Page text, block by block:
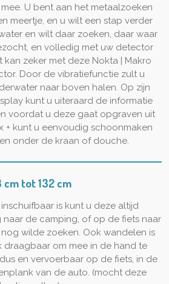
U bent aan het metaalzoeken
meertje, en u wilt een stap verder
en wilt daar zoeken, daar waar
en volledig met uw detector
kan zeker met deze Nokta | Makro
Door de vibratiefunctie zult u
naar boven halen. Op zijn
kunt u uiteraard de informatie
voordat u deze gaat opgraven uit
+ kunt u eenvoudig schoonmaken
onder de kraan of douche.
tot 132 cm
is kunt u deze altijd
de camping, of op de fiets naar
wilde zoeken. Ook wandelen is
draagbaar om mee in de hand te
en vervoerbaar op de fiets, in de
van de auto. (mocht deze